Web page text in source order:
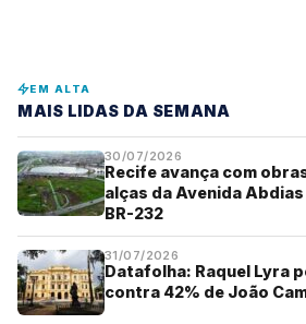
EM ALTA
MAIS LIDAS DA SEMANA
30/07/2026
Recife avança com
alças da Avenida
BR-232
31/07/2026
Datafolha: Raquel Lyra
contra 42% de João